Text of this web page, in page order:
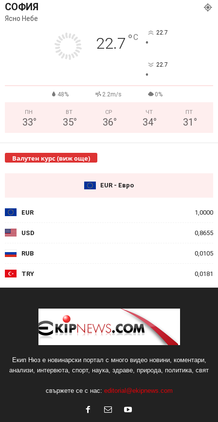
СОФИЯ
Ясно Небе
22.7 °C 22.7
°
22.7
°
48% 2.2m/s 0%
ПН
33°
ВТ
35°
СР
36°
ЧТ
34°
ПТ
31 °
Валутен курс (виж още)
EUR - Евро
EUR 1,0000
USD 0,8655
RUB 0,0105
TRY 0,0181
Екип Нюз е новинарски портал с много видео новини, коментари,
анализи, интервюта, спорт, наука, здраве, природа, политика, свят
свържете се с нас: editorial@ekipnews.com